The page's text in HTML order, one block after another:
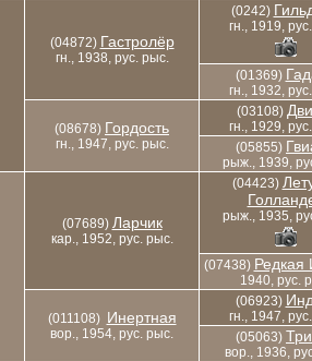
(04872) Гастролёр
гн., 1938, рус. рыс.
(0242)
гн., 1919,
(01369)
гн., 1932,
(08678) Гордость
гн., 1947, рус. рыс.
(03108)
гн., 1929,
(05855)
рыж., 1939,
(07689) Ларчик
кар., 1952, рус. рыс.
(04423)
рыж., 1935,
(07438) Редкая
1940, рус.
(011108) Инертная
вор., 1954, рус. рыс.
(06923)
гн., 1947,
(05063)
вор., 1936,